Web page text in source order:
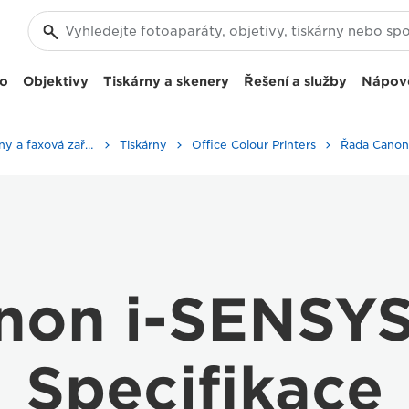
Objektivy Tiskárny a skenery Řešení a služby
Firemní tiskárny a faxová zařízení Tiskárny Office Colour Printers
i-
Specifikace